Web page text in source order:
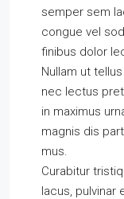
semper sem
congue vel
finibus dolor
Nullam ut
nec lectus
in maximus
magnis dis
mus.
Curabitur
lacus, pulvinar